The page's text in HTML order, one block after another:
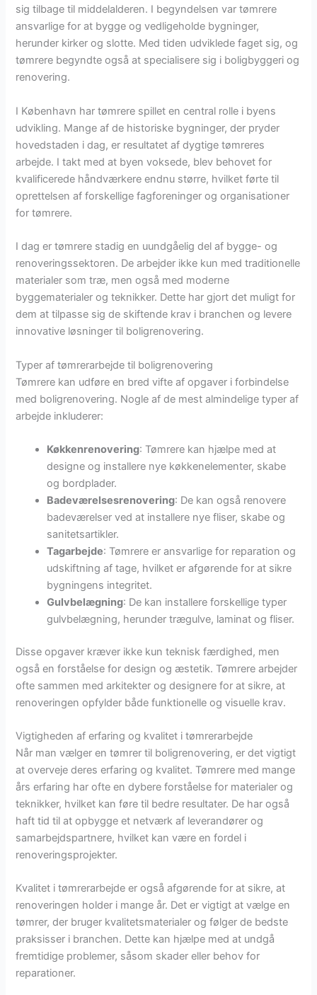
sig tilbage til middelalderen. I begyndelsen var tømrere
ansvarlige for at bygge og vedligeholde bygninger,
herunder kirker og slotte. Med tiden udviklede faget sig, og
tømrere begyndte også at specialisere sig i boligbyggeri og
renovering.
I København har tømrere spillet en central rolle i byens
udvikling. Mange af de historiske bygninger, der pryder
hovedstaden i dag, er resultatet af dygtige tømreres
arbejde. I takt med at byen voksede, blev behovet for
kvalificerede håndværkere endnu større, hvilket førte til
oprettelsen af forskellige fagforeninger og organisationer
for tømrere.
I dag er tømrere stadig en uundgåelig del af bygge- og
renoveringssektoren. De arbejder ikke kun med traditionelle
materialer som træ, men også med moderne
byggematerialer og teknikker. Dette har gjort det muligt for
dem at tilpasse sig de skiftende krav i branchen og levere
innovative løsninger til boligrenovering.
Typer af tømrerarbejde til boligrenovering
Tømrere kan udføre en bred vifte af opgaver i forbindelse
med boligrenovering. Nogle af de mest almindelige typer af
arbejde inkluderer:
Køkkenrenovering: Tømrere kan hjælpe med at
designe og installere nye køkkenelementer, skabe
og bordplader.
Badeværelsesrenovering: De kan også renovere
badeværelser ved at installere nye fliser, skabe og
sanitetsartikler.
Tagarbejde: Tømrere er ansvarlige for reparation og
udskiftning af tage, hvilket er afgørende for at sikre
bygningens integritet.
Gulvbelægning: De kan installere forskellige typer
gulvbelægning, herunder trægulve, laminat og fliser.
Disse opgaver kræver ikke kun teknisk færdighed, men
også en forståelse for design og æstetik. Tømrere arbejder
ofte sammen med arkitekter og designere for at sikre, at
renoveringen opfylder både funktionelle og visuelle krav.
Vigtigheden af erfaring og kvalitet i tømrerarbejde
Når man vælger en tømrer til boligrenovering, er det vigtigt
at overveje deres erfaring og kvalitet. Tømrere med mange
års erfaring har ofte en dybere forståelse for materialer og
teknikker, hvilket kan føre til bedre resultater. De har også
haft tid til at opbygge et netværk af leverandører og
samarbejdspartnere, hvilket kan være en fordel i
renoveringsprojekter.
Kvalitet i tømrerarbejde er også afgørende for at sikre, at
renoveringen holder i mange år. Det er vigtigt at vælge en
tømrer, der bruger kvalitetsmaterialer og følger de bedste
praksisser i branchen. Dette kan hjælpe med at undgå
fremtidige problemer, såsom skader eller behov for
reparationer.